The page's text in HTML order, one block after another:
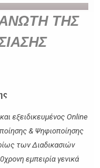
ΤΗΣ
εξειδικευμένος Online
& Ψηφιοποίησης
των Διαδικασιών
εμπειρία γενικά